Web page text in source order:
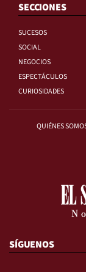
SECCIONES
SUCESOS
SOCIAL
NEGOCIOS
ESPECTÁCULOS
CURIOSIDADES
QUIÉNES
SÍGUENOS